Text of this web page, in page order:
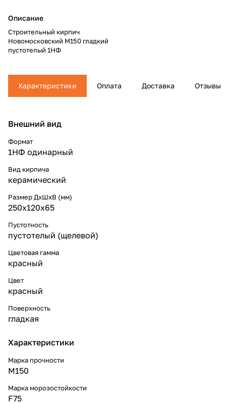
Описание
Строительный кирпич
Новомосковский М150 гладкий
пустотелый 1НФ
Характеристики Оплата Доставка Отзывы
Внешний вид
Формат
1НФ одинарный
Вид кирпича
керамический
Размер ДхШхВ (мм)
250х120х65
Пустотность
пустотелый (щелевой)
Цветовая гамма
красный
Цвет
красный
Поверхность
гладкая
Характеристики
Марка прочности
М150
Марка морозостойкости
F75